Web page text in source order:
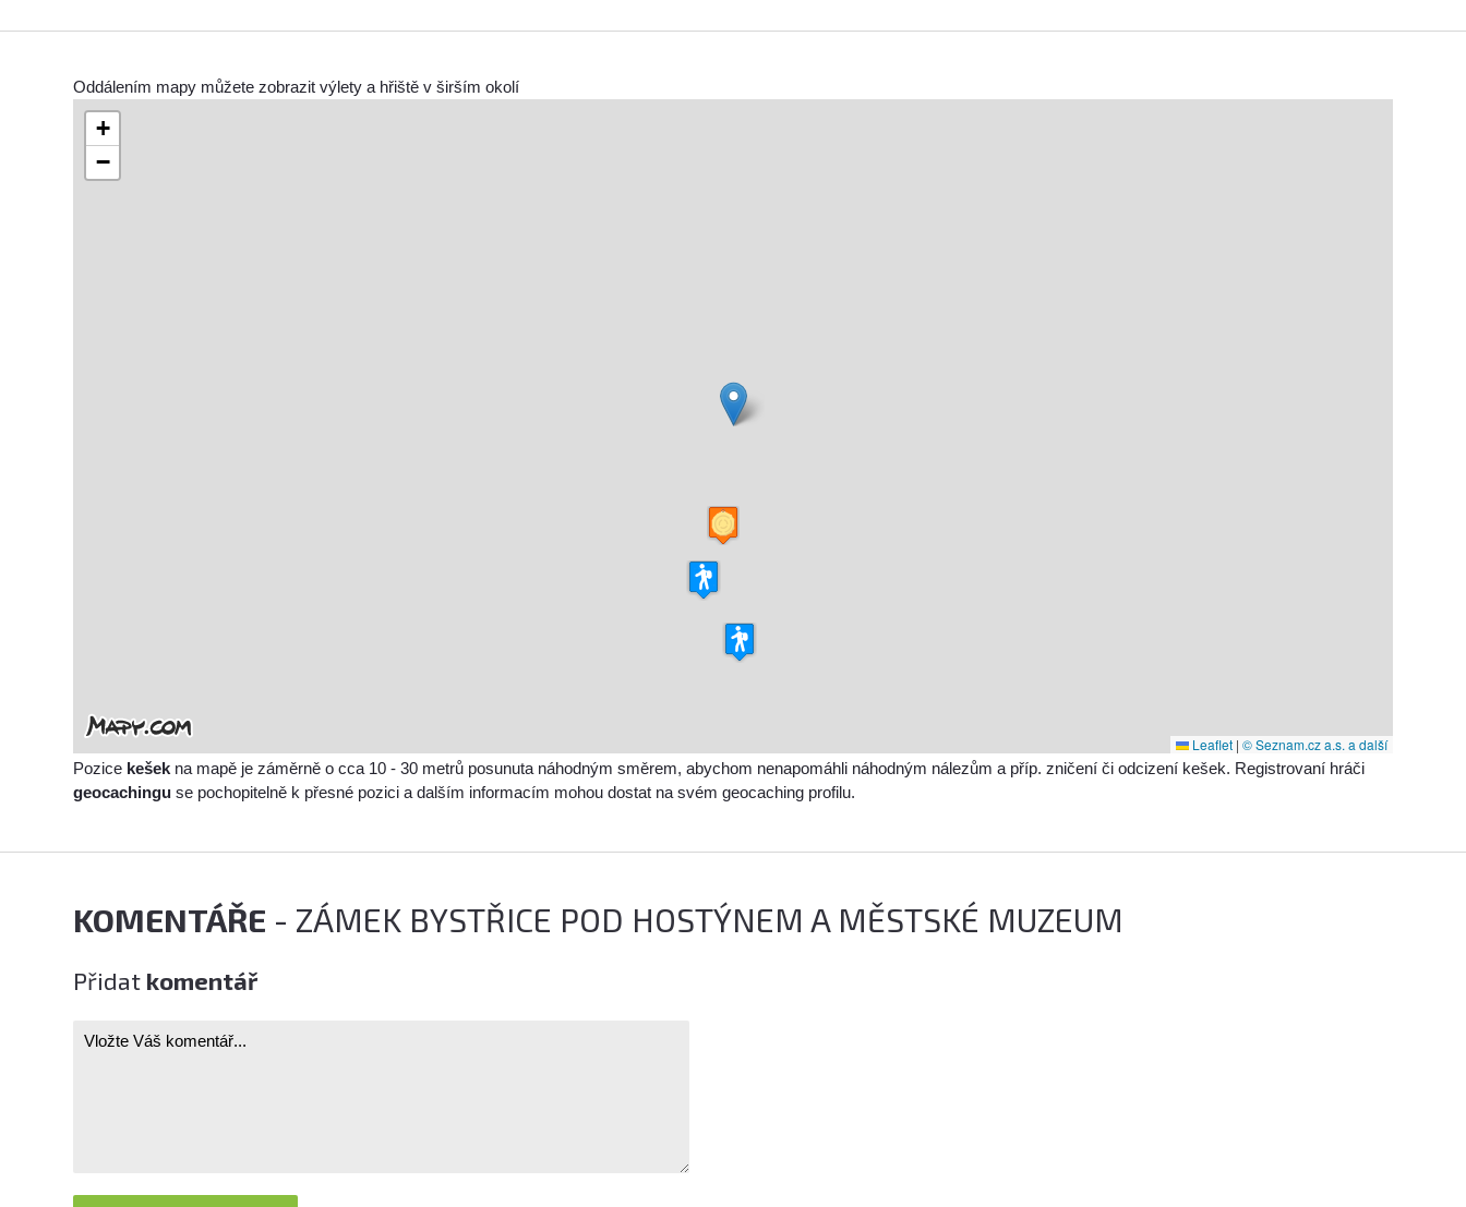
Oddálením mapy můžete zobrazit výlety a hřiště v širším okolí
+
−
Leaflet | © Seznam.cz a.s. a další
Pozice kešek na mapě je záměrně o cca 10 - 30 metrů posunuta náhodným směrem, abychom nenapomáhli náhodným nálezům a příp. zničení či odcizení kešek. Registrovaní hráči
geocachingu se pochopitelně k přesné pozici a dalším informacím mohou dostat na svém geocaching profilu.
KOMENTÁŘE - ZÁMEK BYSTŘICE POD HOSTÝNEM A MĚSTSKÉ MUZEUM
Přidat komentář